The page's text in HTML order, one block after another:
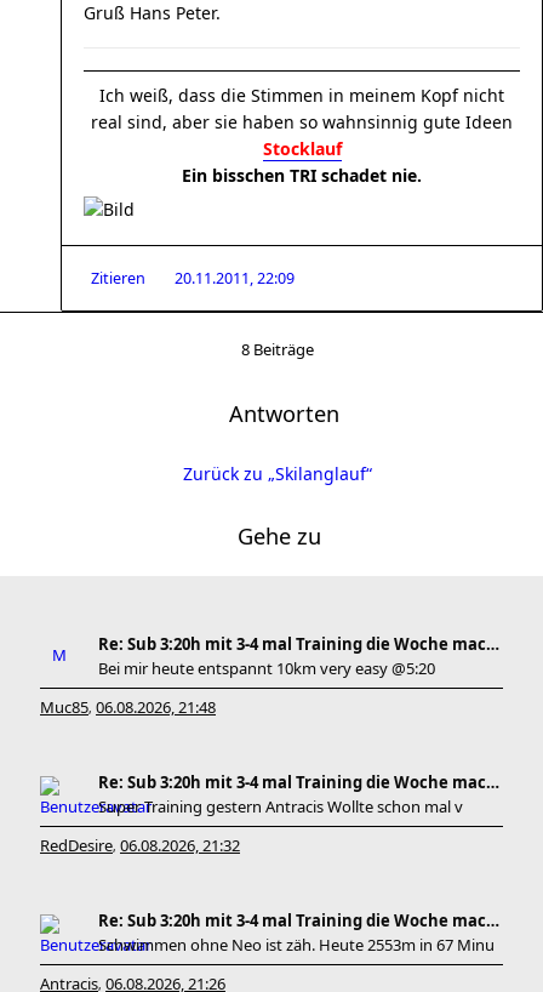
Gruß Hans Peter.
Ich weiß, dass die Stimmen in meinem Kopf nicht
real sind, aber sie haben so wahnsinnig gute Ideen
Stocklauf
Ein bisschen TRI schadet nie.
Zitieren 20.11.2011, 22:09
8 Beiträge
Antworten
Zurück zu „Skilanglauf“
Gehe zu
Re: Sub 3:20h mit 3-4 mal Training die Woche machb
Bei mir heute entspannt 10km very easy @5:20
Muc85, 06.08.2026, 21:48
Re: Sub 3:20h mit 3-4 mal Training die Woche machb
Super Training gestern Antracis Wollte schon mal v
RedDesire, 06.08.2026, 21:32
Re: Sub 3:20h mit 3-4 mal Training die Woche machb
Schwimmen ohne Neo ist zäh. Heute 2553m in 67 Minu
Antracis, 06.08.2026, 21:26